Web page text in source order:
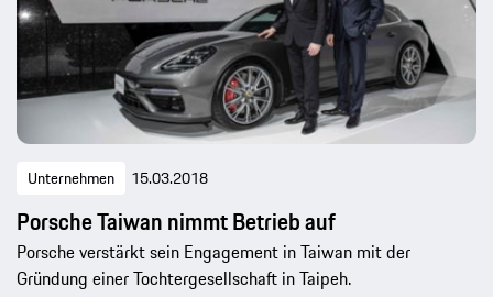
Unternehmen 15.03.2018
Porsche Taiwan nimmt Betrieb auf
Porsche verstärkt sein Engagement in Taiwan mit der
Gründung einer Tochtergesellschaft in Taipeh.